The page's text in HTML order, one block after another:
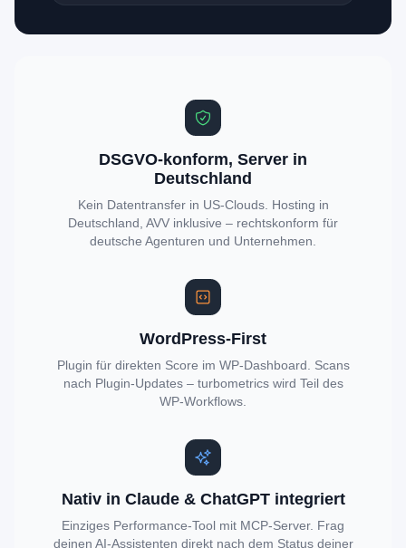
DSGVO-konform, Server in
Deutschland
Kein Datentransfer in US-Clouds. Hosting in
Deutschland, AVV inklusive – rechtskonform für
deutsche Agenturen und Unternehmen.
WordPress-First
Plugin für direkten Score im WP-Dashboard. Scans
nach Plugin-Updates – turbometrics wird Teil des
WP-Workflows.
Nativ in Claude & ChatGPT integriert
Einziges Performance-Tool mit MCP-Server. Frag
deinen AI-Assistenten direkt nach dem Status deiner